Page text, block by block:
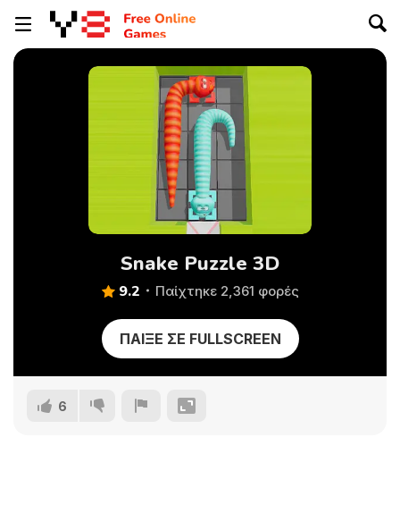
Snake Puzzle 3D
9.2 Παίχτηκε 2,361 φορές
ΠΑΊΞΕ ΣΕ FULLSCREEN
6